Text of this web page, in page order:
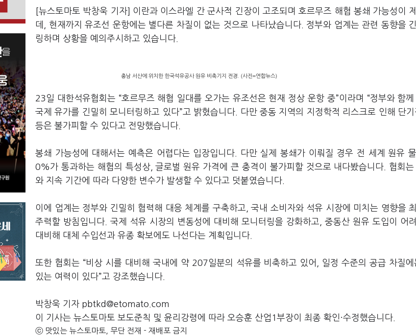
[뉴스토마토 박창욱 기자] 이란과 이스라엘 간 군사적 긴장이 고조되며 호르무즈 해협 봉쇄 가능성이
데, 현재까지 유조선 운항에는 별다른 차질이 없는 것으로 나타났습니다. 정부와 업계는 관련 동향을
링하며 상황을 예의주시하고 있습니다.
충남 서산에 위치한 한국석유공사 원유 비축기지 전경. (사진=연합뉴스)
23일 대한석유협회는 “호르무즈 해협 일대를 오가는 유조선은 현재 정상 운항 중”이라며 “정부와 함
국제 유가를 긴밀히 모니터링하고 있다”고 밝혔습니다. 다만 중동 지역의 지정학적 리스크로 인해 단
등은 불가피할 수 있다고 전망했습니다.
봉쇄 가능성에 대해서는 예측은 어렵다는 입장입니다. 다만 실제 봉쇄가 이뤄질 경우 전 세계 원유
0%가 통과하는 해협의 특성상, 글로벌 원유 가격에 큰 충격이 불가피할 것으로 내다봤습니다. 협회는
와 지속 기간에 따라 다양한 변수가 발생할 수 있다고 덧붙였습니다.
이에 업계는 정부와 긴밀히 협력해 대응 체계를 구축하고, 국내 소비자와 석유 시장에 미치는 영향을
주력할 방침입니다. 국제 석유 시장의 변동성에 대비해 모니터링을 강화하고, 중동산 원유 도입이 어
대비해 대체 수입선과 유종 확보에도 나선다는 계획입니다.
또한 협회는 “비상 시를 대비해 국내에 약 207일분의 석유를 비축하고 있어, 일정 수준의 공급 차질
있는 여력이 있다”고 강조했습니다.
박창욱 기자 pbtkd@etomato.com
이 기사는 뉴스토마토 보도준칙 및 윤리강령에 따라 오승훈 산업1부장이 최종 확인·수정했습니다.
ⓒ 맛있는 뉴스토마토, 무단 전재 - 재배포 금지